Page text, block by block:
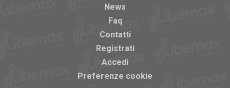
News
Faq
Contatti
Registrati
Accedi
Preferenze cookie